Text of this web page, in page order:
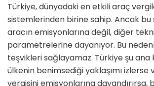
Türkiye, dünyadaki en etkili araç
sistemlerinden birine sahip. Ancak bu
aracın emisyonlarına değil, diğer
parametrelerine dayanıyor. Bu
teşvikleri sağlayamaz. Türkiye şu
ülkenin benimsediği yaklaşımı izlerse
vergisini emisyonlarına dayandırırsa,